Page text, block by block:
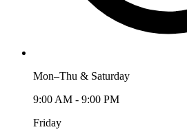
Mon–Thu & Saturday
9:00 AM - 9:00 PM
Friday